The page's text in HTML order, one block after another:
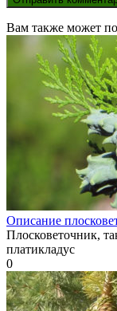
Вам также может
Описание
Плосковеточник,
платикладус
0